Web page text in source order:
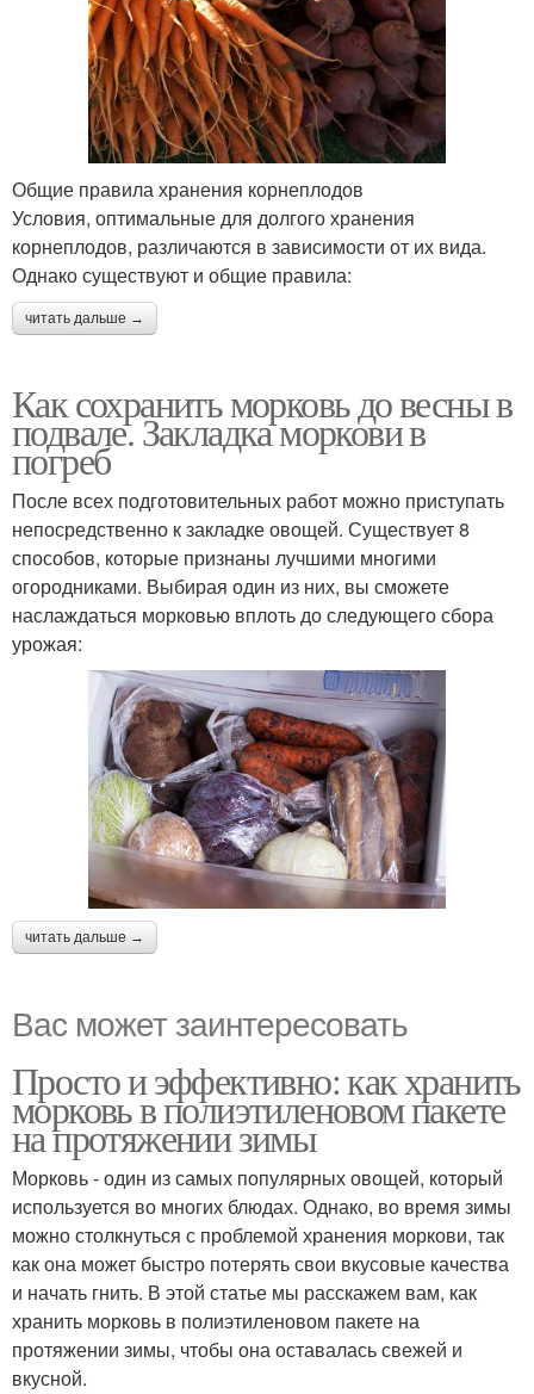
Общие правила хранения корнеплодов
Условия, оптимальные для долгого хранения
корнеплодов, различаются в зависимости от их вида.
Однако существуют и общие правила:
читать дальше →
Как сохранить морковь до весны в
подвале. Закладка моркови в
погреб
После всех подготовительных работ можно приступать
непосредственно к закладке овощей. Существует 8
способов, которые признаны лучшими многими
огородниками. Выбирая один из них, вы сможете
наслаждаться морковью вплоть до следующего сбора
урожая:
читать дальше →
Вас может заинтересовать
Просто и эффективно: как хранить
морковь в полиэтиленовом пакете
на протяжении зимы
Морковь - один из самых популярных овощей, который
используется во многих блюдах. Однако, во время зимы
можно столкнуться с проблемой хранения моркови, так
как она может быстро потерять свои вкусовые качества
и начать гнить. В этой статье мы расскажем вам, как
хранить морковь в полиэтиленовом пакете на
протяжении зимы, чтобы она оставалась свежей и
вкусной.